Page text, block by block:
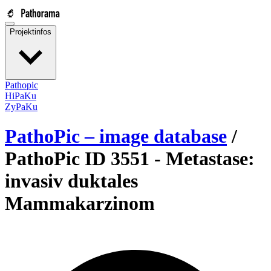
Projektinfos
Pathopic
HiPaKu
ZyPaKu
PathoPic – image database /
PathoPic ID 3551 - Metastase:
invasiv duktales
Mammakarzinom